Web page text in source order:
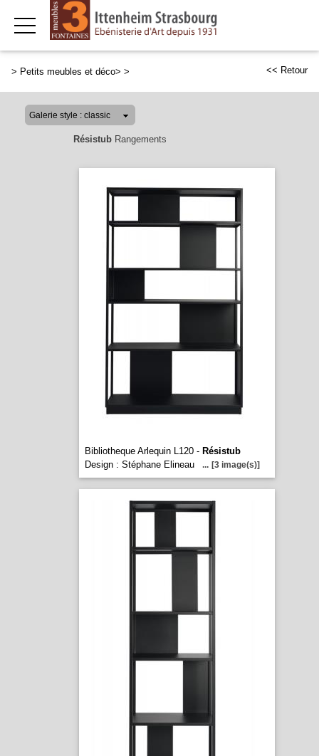
> Petits meubles et déco> > << Retour
RésistubRangements
Bibliotheque Arlequin L120 - Résistub
Design : Stéphane Elineau
... [3 image(s)]